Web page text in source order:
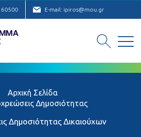
E-mail: ipiros@mou.gr
Αρχική Σελίδα
Δημοσιότητας
Δημοσιότητας Δικαιούχων